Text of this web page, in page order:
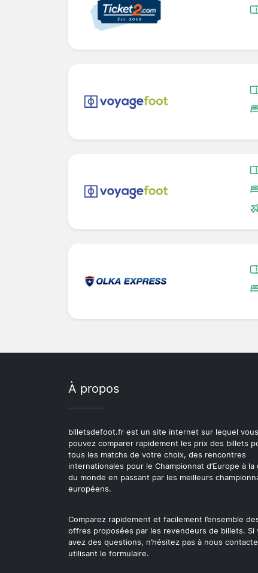
À propos
billetsdefoot.fr est un site internet sur lequel vous
pouvez comparer rapidement les prix des billets
tous les matchs de votre choix, des rencontres
internationales pour le Championnat d’Europe à la
du monde en passant par les meilleurs
européens.
Comparez rapidement et facilement l’ensemble
offres proposées par les revendeurs de billets. Si
avez des questions, n’hésitez pas à nous
utilisant le formulaire.